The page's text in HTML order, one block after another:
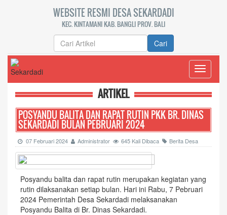
WEBSITE RESMI DESA SEKARDADI
KEC. KINTAMANI KAB. BANGLI PROV. BALI
Cari
Toggle
ARTIKEL
POSYANDU BALITA DAN RAPAT RUTIN PKK BR. DINAS
SEKARDADI BULAN PEBRUARI 2024
07 Februari 2024 Administrator 645 Kali Dibaca Berita Desa
Posyandu balita dan rapat rutin merupakan kegiatan yang
rutin dilaksanakan setiap bulan. Hari ini Rabu, 7 Pebruari
2024 Pemerintah Desa Sekardadi melaksanakan
Posyandu Balita di Br. Dinas Sekardadi.